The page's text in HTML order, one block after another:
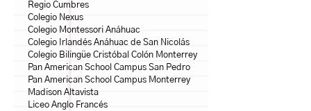
Regio Cumbres
Colegio Nexus
Colegio Montessori Anáhuac
Colegio Irlandés Anáhuac de San Nicolás
Colegio Bilingüe Cristóbal Colón Monterrey
Pan American School Campus San Pedro
Pan American School Campus Monterrey
Madison Altavista
Liceo Anglo Francés